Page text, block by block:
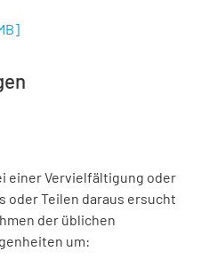
]
einer Vervielfältigung oder
oder Teilen daraus ersucht
der üblichen
um: